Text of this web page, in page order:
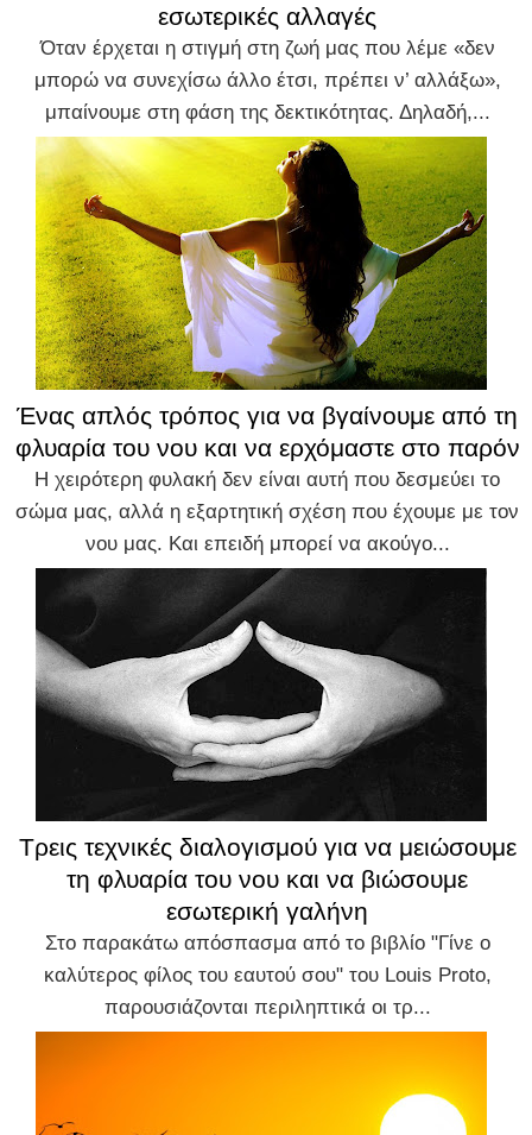
εσωτερικές αλλαγές
Όταν έρχεται η στιγμή στη ζωή μας που λέμε «δεν
μπορώ να συνεχίσω άλλο έτσι, πρέπει ν’ αλλάξω»,
μπαίνουμε στη φάση της δεκτικότητας. Δηλαδή,...
Ένας απλός τρόπος για να βγαίνουμε από τη
φλυαρία του νου και να ερχόμαστε στο παρόν
Η χειρότερη φυλακή δεν είναι αυτή που δεσμεύει το
σώμα μας, αλλά η εξαρτητική σχέση που έχουμε με τον
νου μας. Και επειδή μπορεί να ακούγο...
Τρεις τεχνικές διαλογισμού για να μειώσουμε
τη φλυαρία του νου και να βιώσουμε
εσωτερική γαλήνη
Στο παρακάτω απόσπασμα από το βιβλίο "Γίνε ο
καλύτερος φίλος του εαυτού σου" του Louis Proto,
παρουσιάζονται περιληπτικά οι τρ...